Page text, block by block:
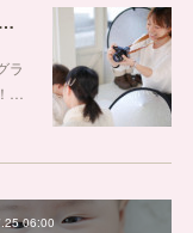
に｜ベビグラファー資格福岡
ラ
…
06:00